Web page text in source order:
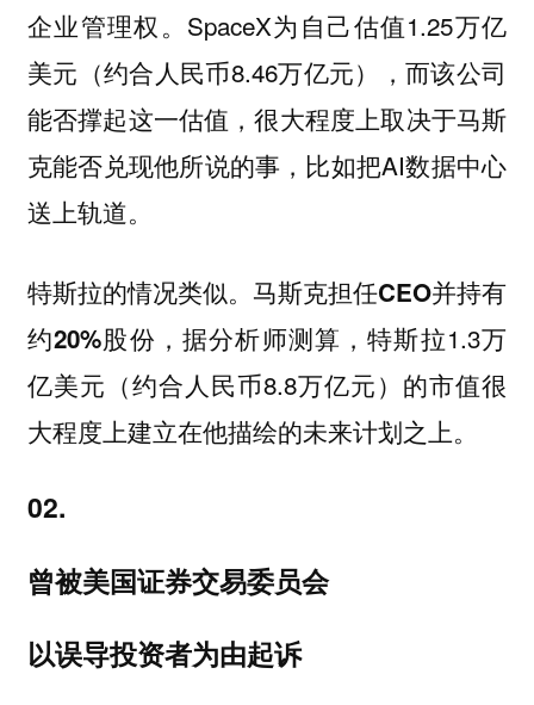
企业管理权。SpaceX为自己估值1.25万亿
美元（约合人民币8.46万亿元），而该公司
能否撑起这一估值，很大程度上取决于马斯
克能否兑现他所说的事，比如把AI数据中心
送上轨道。
特斯拉的情况类似。马斯克担任CEO并持有
约20%股份 ，据分析师测算，特斯拉1.3万
亿美元（约合人民币8.8万亿元）的市值很
大程度上建立在他描绘的未来计划之上。
02.
曾被美国证券交易委员会
以误导投资者为由起诉